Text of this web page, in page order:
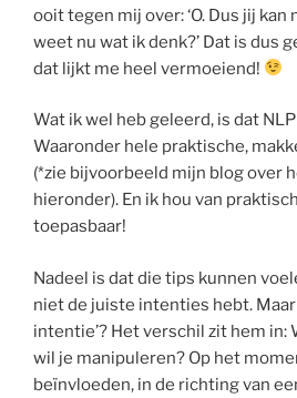
ooit tegen mij over: ‘O. Dus jij kan
weet nu wat ik denk?’ Dat is dus
dat lijkt me heel vermoeiend!
Wat ik wel heb geleerd, is dat
Waaronder hele praktische,
(*zie bijvoorbeeld mijn blog over
hieronder). En ik hou van
toepasbaar!
Nadeel is dat die tips kunnen
niet de juiste intenties hebt. Maar
intentie’? Het verschil zit hem in:
wil je manipuleren? Op het
beïnvloeden, in de richting van